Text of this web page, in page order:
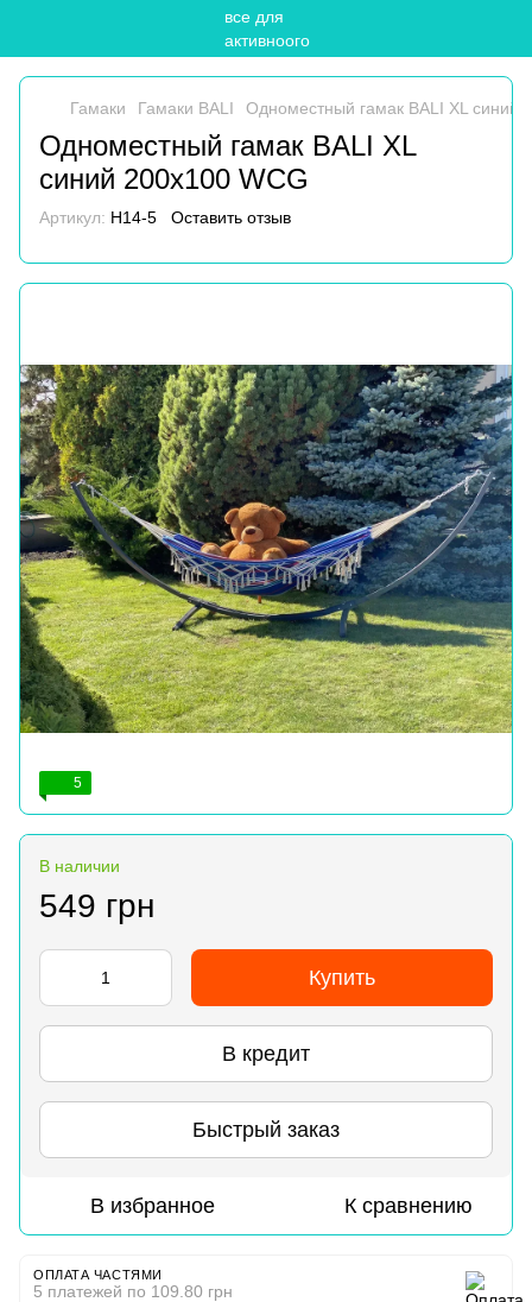
Гамаки Гамаки BALI Одноместный гамак BALI XL синий
Одноместный гамак BALI XL
синий 200х100 WCG
Артикул: H14-5 Оставить отзыв
5
В наличии
549 грн
Купить
В кредит
Быстрый заказ
В избранное К сравнению
ОПЛАТА ЧАСТЯМИ
5 платежей по 109.80 грн